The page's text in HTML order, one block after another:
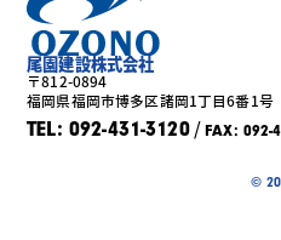
尾園建設株式会社
〒812-0894
福岡県福岡市博多区諸岡1丁目6番1号
TEL: 092-431-3120/FAX: 092-
©